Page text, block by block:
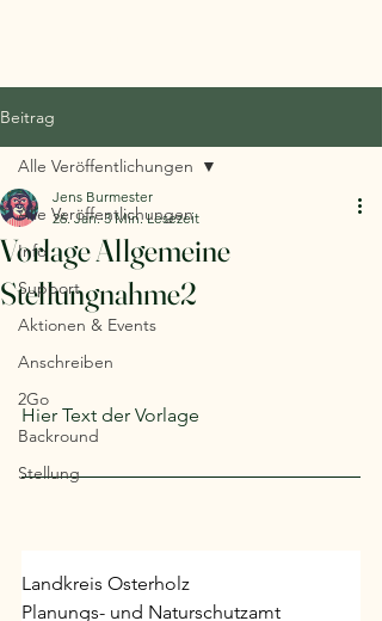
Beitrag
Alle Veröffentlichungen
Info
Support
Aktionen & Events
Anschreiben
2Go
Backround
Stellung
Alle Veröffentlichungen
Vorlage Allgemeine
Stellungnahme2
Jens Burmester
26. Jan. 3 Min. Lesezeit
Hier Text der Vorlage
Landkreis Osterholz
Planungs- und Naturschutzamt